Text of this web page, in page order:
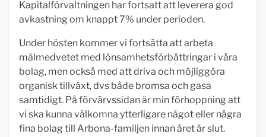
Kapitalförvaltningen har fortsatt att leverera god
avkastning om knappt 7% under perioden.
Under hösten kommer vi fortsätta att arbeta
målmedvetet med lönsamhetsförbättringar i våra
bolag, men också med att driva och möjliggöra
organisk tillväxt, dvs både bromsa och gasa
samtidigt. På förvärvssidan är min förhoppning att
vi ska kunna välkomna ytterligare något eller några
fina bolag till Arbona-familjen innan året är slut.